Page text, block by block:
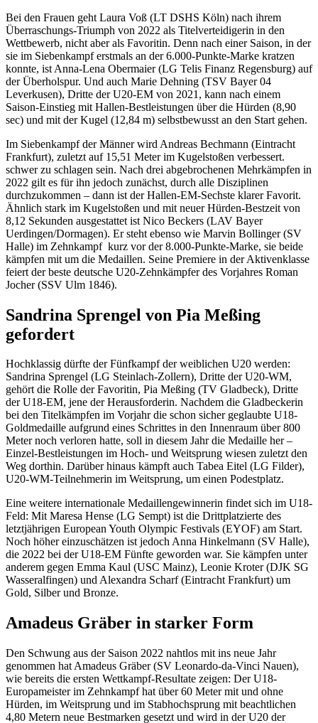
Bei den Frauen geht Laura Voß (LT DSHS Köln) nach ihrem
Überraschungs-Triumph von 2022 als Titelverteidigerin in den
Wettbewerb, nicht aber als Favoritin. Denn nach einer Saison, in der
sie im Siebenkampf erstmals an der 6.000-Punkte-Marke kratzen
konnte, ist Anna-Lena Obermaier (LG Telis Finanz Regensburg) auf
der Überholspur. Und auch Marie Dehning (TSV Bayer 04
Leverkusen), Dritte der U20-EM von 2021, kann nach einem
Saison-Einstieg mit Hallen-Bestleistungen über die Hürden (8,90
sec) und mit der Kugel (12,84 m) selbstbewusst an den Start gehen.
Im Siebenkampf der Männer wird Andreas Bechmann (Eintracht
Frankfurt), zuletzt auf 15,51 Meter im Kugelstoßen verbessert.
schwer zu schlagen sein. Nach drei abgebrochenen Mehrkämpfen in
2022 gilt es für ihn jedoch zunächst, durch alle Disziplinen
durchzukommen – dann ist der Hallen-EM-Sechste klarer Favorit.
Ähnlich stark im Kugelstoßen und mit neuer Hürden-Bestzeit von
8,12 Sekunden ausgestattet ist Nico Beckers (LAV Bayer
Uerdingen/Dormagen). Er steht ebenso wie Marvin Bollinger (SV
Halle) im Zehnkampf kurz vor der 8.000-Punkte-Marke, sie beide
kämpfen mit um die Medaillen. Seine Premiere in der Aktivenklasse
feiert der beste deutsche U20-Zehnkämpfer des Vorjahres Roman
Jocher (SSV Ulm 1846).
Sandrina Sprengel von Pia Meßing
gefordert
­­Hochklassig dürfte der Fünfkampf der weiblichen U20 werden:
Sandrina Sprengel (LG Steinlach-Zollern), Dritte der U20-WM,
gehört die Rolle der Favoritin, Pia Meßing (TV Gladbeck), Dritte
der U18-EM, jene der Herausforderin. Nachdem die Gladbeckerin
bei den Titelkämpfen im Vorjahr die schon sicher geglaubte U18-
Goldmedaille aufgrund eines Schrittes in den Innenraum über 800
Meter noch verloren hatte, soll in diesem Jahr die Medaille her –
Einzel-Bestleistungen im Hoch- und Weitsprung wiesen zuletzt den
Weg dorthin. Darüber hinaus kämpft auch Tabea Eitel (LG Filder),
U20-WM-Teilnehmerin im Weitsprung, um einen Podestplatz.
Eine weitere internationale Medaillengewinnerin findet sich im U18-
Feld: Mit Maresa Hense (LG Sempt) ist die Drittplatzierte des
letztjährigen European Youth Olympic Festivals (EYOF) am Start.
Noch höher einzuschätzen ist jedoch Anna Hinkelmann (SV Halle),
die 2022 bei der U18-EM Fünfte geworden war. Sie kämpfen unter
anderem gegen Emma Kaul (USC Mainz), Leonie Kroter (DJK SG
Wasseralfingen) und Alexandra Scharf (Eintracht Frankfurt) um
Gold, Silber und Bronze.
Amadeus Gräber in starker Form
Den Schwung aus der Saison 2022 nahtlos mit ins neue Jahr
genommen hat Amadeus Gräber (SV Leonardo-da-Vinci Nauen),
wie bereits die ersten Wettkampf-Resultate zeigen: Der U18-
Europameister im Zehnkampf hat über 60 Meter mit und ohne
Hürden, im Weitsprung und im Stabhochsprung mit beachtlichen
4,80 Metern neue Bestmarken gesetzt und wird in der U20 der